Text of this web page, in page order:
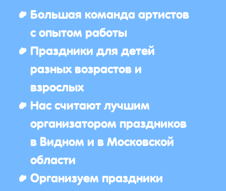
Большая команда артистов
с опытом работы
Праздники для детей
разных возрастов и
взрослых
Нас считают лучшим
организатором праздников
в Видном и в Московской
области
Организуем праздники